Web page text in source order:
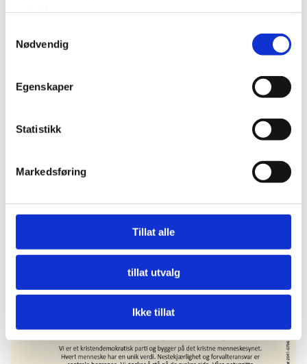
Nødvendig
Egenskaper
Statistikk
Markedsføring
Tillat alle
tillat utvalg
Ikke tillat